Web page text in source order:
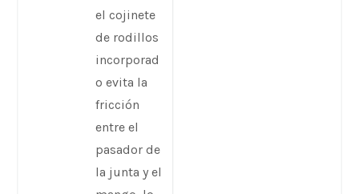
el cojinete
de rodillos
incorporad
o evita la
fricción
entre el
pasador de
la junta y el